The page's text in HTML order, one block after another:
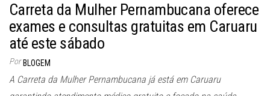
Carreta da Mulher Pernambucana oferece
exames e consultas gratuitas em Caruaru
até este sábado
Por BLOGEM
A Carreta da Mulher Pernambucana já está em Caruaru